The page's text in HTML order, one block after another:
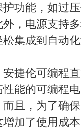
护功能，如过
外，电源支持
松集成到自动
安捷伦可编程
性能的可编程
而且，为了确
增加了使用成